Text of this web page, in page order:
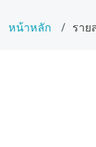
หน้าหลัก ราย